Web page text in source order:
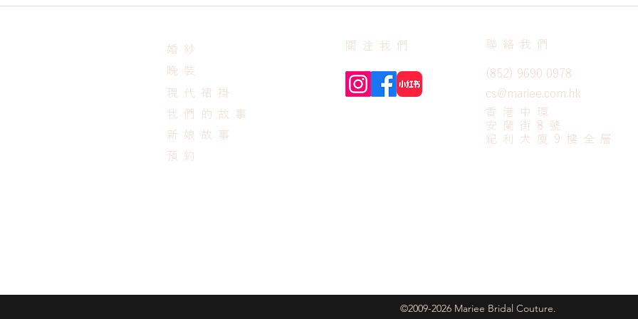
婚紗
晚裝
現代裙褂
我們的故事
新娘故事
預約
關注我們 聯絡我們
(852) 9690 0978
cs@mariee.com.hk
香港中環
安蘭街8號
紀利大廈9樓全層
©2009-2026 Mariee Bridal Couture.